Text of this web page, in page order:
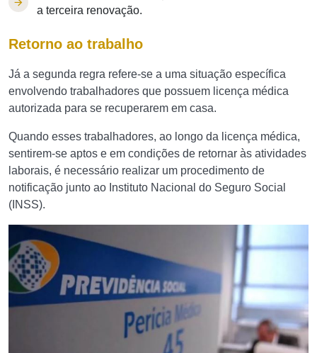
a terceira renovação.
Retorno ao trabalho
Já a segunda regra refere-se a uma situação específica
envolvendo trabalhadores que possuem licença médica
autorizada para se recuperarem em casa.
Quando esses trabalhadores, ao longo da licença médica,
sentirem-se aptos e em condições de retornar às atividades
laborais, é necessário realizar um procedimento de
notificação junto ao Instituto Nacional do Seguro Social
(INSS).